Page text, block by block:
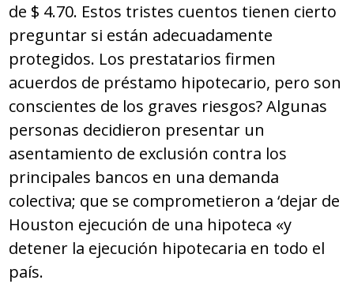
de $ 4.70. Estos tristes cuentos tienen cierto
preguntar si están adecuadamente
protegidos. Los prestatarios firmen
acuerdos de préstamo hipotecario, pero son
conscientes de los graves riesgos? Algunas
personas decidieron presentar un
asentamiento de exclusión contra los
principales bancos en una demanda
colectiva; que se comprometieron a ‘dejar de
Houston ejecución de una hipoteca «y
detener la ejecución hipotecaria en todo el
país.